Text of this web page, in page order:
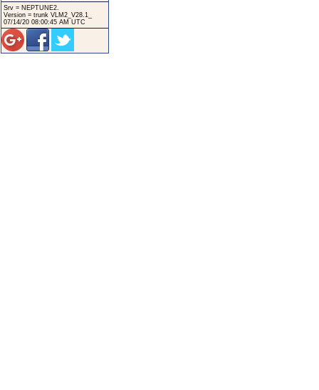
Srv = NEPTUNE2.
Version = trunk VLM2_V28.1_
07/14/20 08:00:45 AM UTC